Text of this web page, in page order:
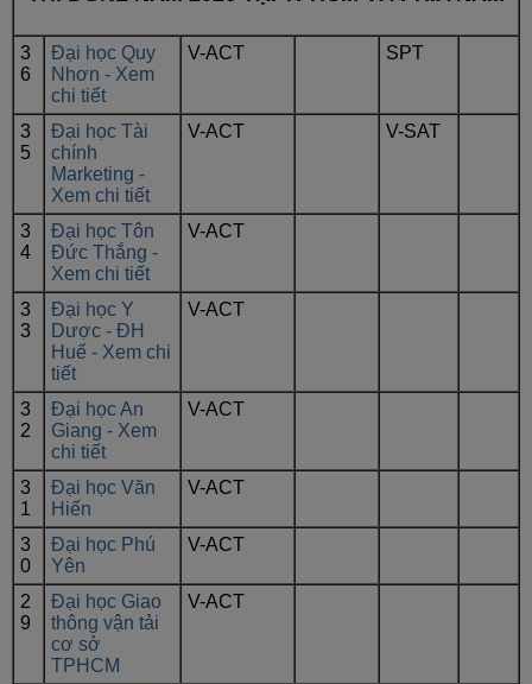
3
6
Đại học Quy
Nhơn - Xem
chi tiết
V-ACT SPT
3
5
Đại học Tài
chính
Marketing -
Xem chi tiết
V-ACT V-SAT
3
4
Đại học Tôn
Đức Thắng -
Xem chi tiết
V-ACT
3
3
Đại học Y
Dược - ĐH
Huế - Xem chi
tiết
V-ACT
3
2
Đại học An
Giang - Xem
chi tiết
V-ACT
3
1
Đại học Văn
Hiến
V-ACT
3
0
Đại học Phú
Yên
V-ACT
2
9
Đại học Giao
thông vận tải
cơ sở
TPHCM
V-ACT